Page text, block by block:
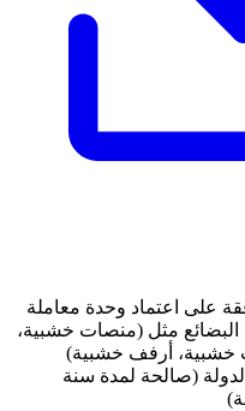
على اعتماد وحدة معاملة
مثل (منصات خشبية،
خشبية، أرفف خشبية)
(صالحة لمدة سنة